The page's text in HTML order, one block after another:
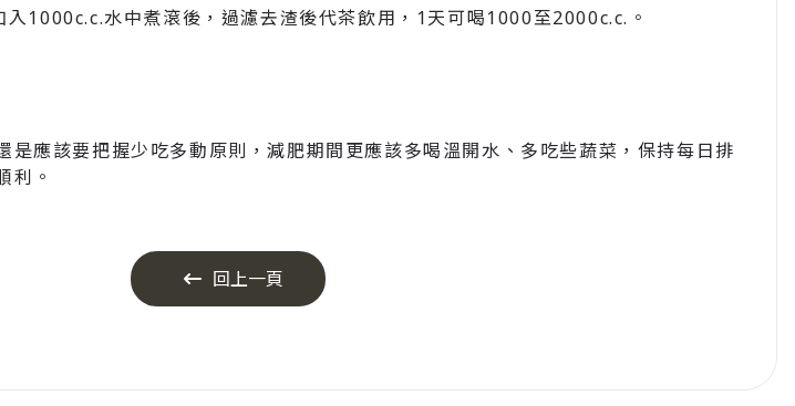
1000c.c.水中煮滾後，過濾去渣後代茶飲用，1天可喝1000至2000c.c.。
是應該要把握少吃多動原則，減肥期間更應該多喝溫開水、多吃些蔬菜，保持每日排
利。
回上一頁